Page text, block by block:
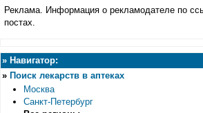
Реклама. Информация о рекламодателе по
постах.
» Навигатор:
» Поиск лекарств в аптеках
Москва
Санкт-Петербург